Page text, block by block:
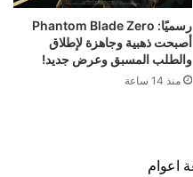
رسميًا: Phantom Blade Zero
أصبحت ذهبية وجاهزة لإطلاق
والطلب المسبق وعرض جديد!
منذ 14 ساعة